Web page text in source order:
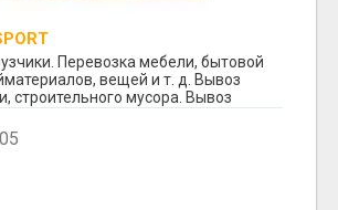
Перевозка мебели, бытовой
вещей и т. д. Вывоз
строительного мусора. Вывоз